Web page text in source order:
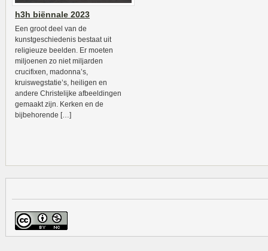
h3h biënnale 2023
Een groot deel van de
kunstgeschiedenis bestaat uit
religieuze beelden. Er moeten
miljoenen zo niet miljarden
crucifixen, madonna’s,
kruiswegstatie’s, heiligen en
andere Christelijke afbeeldingen
gemaakt zijn. Kerken en de
bijbehorende […]